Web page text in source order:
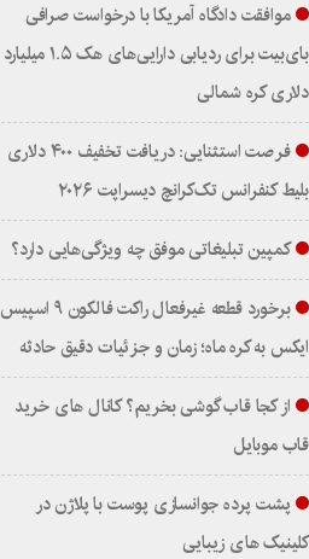
موافقت دادگاه آمریکا با درخواست صرافی
بای‌بیت برای ردیابی دارایی‌های هک ۱.۵ میلیارد
دلاری کره شمالی
فرصت استثنایی: دریافت تخفیف ۴۰۰ دلاری
بلیط کنفرانس تک‌کرانچ دیسراپت ۲۰۲۶
کمپین تبلیغاتی موفق چه ویژگی‌هایی دارد؟
برخورد قطعه غیرفعال راکت فالکون ۹ اسپیس
ایکس به کره ماه؛ زمان و جزئیات دقیق حادثه
از کجا قاب گوشی بخریم؟ کانال های خرید
قاب موبایل
پشت پرده جوانسازی پوست با پلاژن در
کلینیک های زیبایی